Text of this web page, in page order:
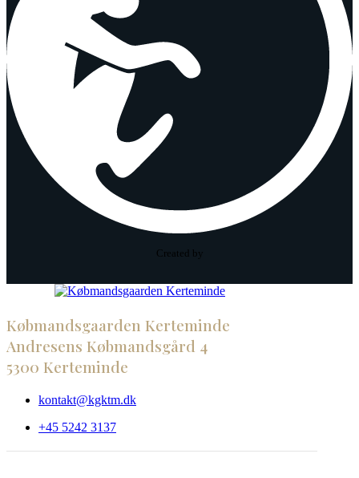
Created by
Købmandsgaarden Kerteminde
Andresens Købmandsgård 4
5300 Kerteminde
kontakt@kgktm.dk
+45 5242 3137